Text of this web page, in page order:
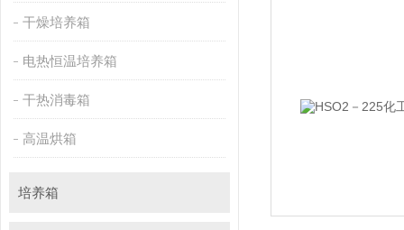
干燥培养箱
电热恒温培养箱
干热消毒箱
高温烘箱
培养箱